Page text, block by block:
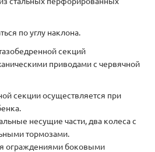
по углу наклона.
секций
приводами с червячной
секции осуществляется при
несущие части, два колеса с
тормозами.
ограждениями боковыми